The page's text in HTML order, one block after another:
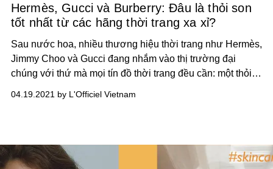
Hermès, Gucci và Burberry: Đâu là thỏi son
tốt nhất từ các hãng thời trang xa xỉ?
Sau nước hoa, nhiều thương hiệu thời trang như Hermès,
Jimmy Choo và Gucci đang nhắm vào thị trường đại
chúng với thứ mà mọi tín đồ thời trang đều cần: một thỏi
04.19.2021 by L'Officiel Vietnam